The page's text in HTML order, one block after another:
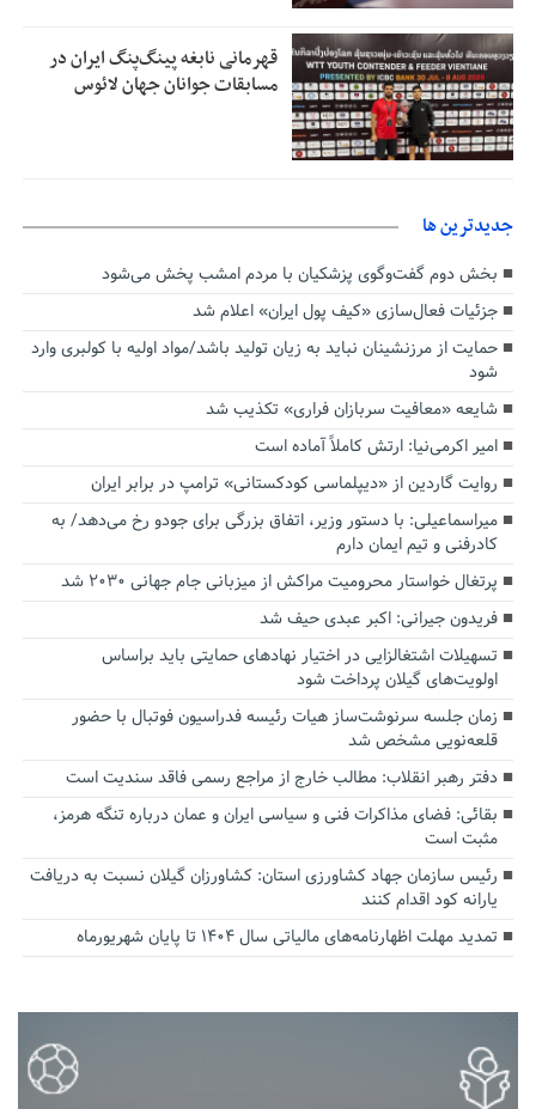
قهرمانی نابغه پینگ‌پنگ ایران در
مسابقات جوانان جهان لائوس
جديدترين ها
بخش دوم گفت‌وگوی پزشکیان با مردم امشب پخش می‌شود
جزئیات فعال‌سازی «کیف پول ایران» اعلام شد
حمایت از مرزنشینان نباید به زیان تولید باشد/مواد اولیه با کولبری وارد
شود
شایعه «معافیت سربازان فراری» تکذیب شد
امیر اکرمی‌نیا: ارتش کاملاً آماده است
روایت گاردین از «دیپلماسی کودکستانی» ترامپ در برابر ایران
میراسماعیلی: با دستور وزیر، اتفاق بزرگی برای جودو رخ می‌دهد/ به
کادرفنی و تیم ایمان دارم
پرتغال خواستار محرومیت مراکش از میزبانی جام جهانی ۲۰۳۰ شد
فریدون جیرانی: اکبر عبدی حیف شد
تسهیلات اشتغالزایی در اختیار نهادهای حمایتی باید براساس
اولویت‌های گیلان پرداخت شود
زمان جلسه سرنوشت‌ساز هیات رئیسه فدراسیون فوتبال با حضور
قلعه‌نویی مشخص شد
دفتر رهبر انقلاب: مطالب خارج از مراجع رسمی فاقد سندیت است
بقائی: فضای مذاکرات فنی و سیاسی ایران و عمان درباره تنگه هرمز،
مثبت است
رئیس سازمان جهاد کشاورزی استان: کشاورزان گیلان نسبت به دریافت
یارانه کود اقدام کنند
تمدید مهلت اظهارنامه‌های مالیاتی سال ۱۴۰۴ تا پایان شهریورماه